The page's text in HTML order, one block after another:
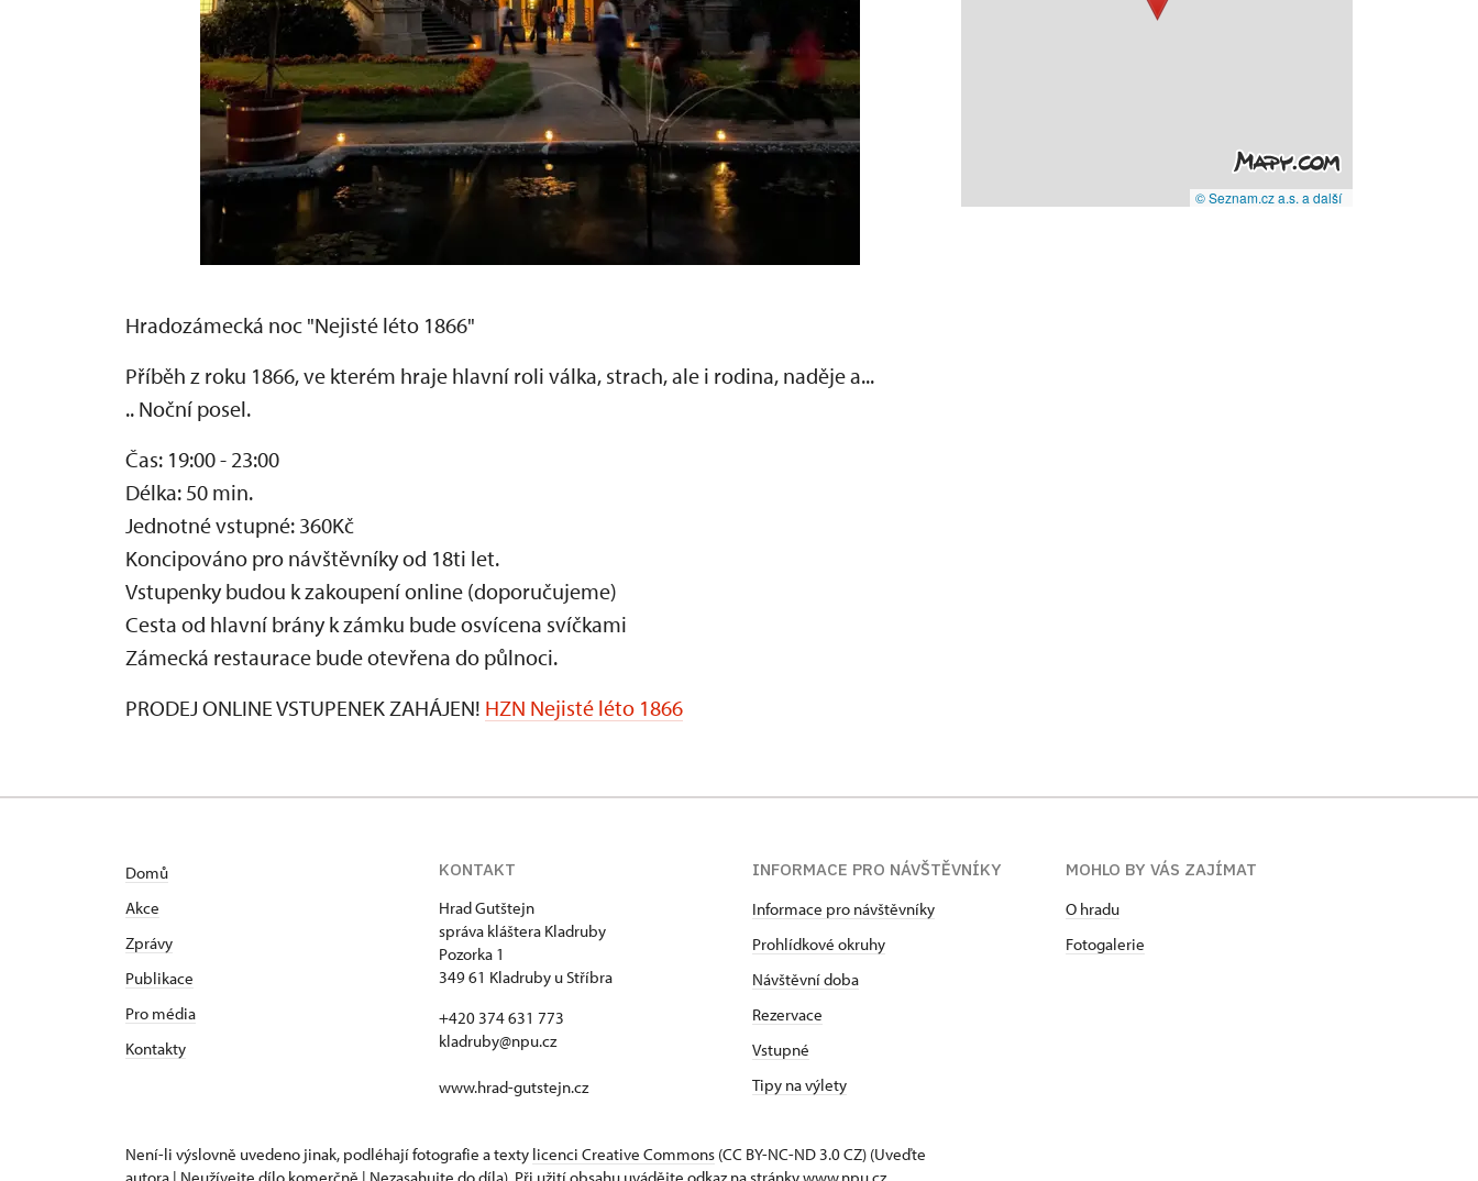
Hradozámecká noc "Nejisté léto 1866"
Příběh z roku 1866, ve kterém hraje hlavní roli válka, strach, ale i rodina, naděje a...
.. Noční posel.
Čas: 19:00 - 23:00
Délka: 50 min.
Jednotné vstupné: 360Kč
Koncipováno pro návštěvníky od 18ti let.
Vstupenky budou k zakoupení online (doporučujeme)
Cesta od hlavní brány k zámku bude osvícena svíčkami
Zámecká restaurace bude otevřena do půlnoci.
PRODEJ ONLINE VSTUPENEK ZAHÁJEN! HZN Nejisté léto 1866
© Seznam.cz a.s. a další
Domů
Akce
Zprávy
Publikace
Pro média
Kontakty
KONTAKT
Hrad Gutštejn
správa kláštera Kladruby
Pozorka 1
349 61 Kladruby u Stříbra
+420 374 631 773
kladruby@npu.cz
www.hrad-gutstejn.cz
INFORMACE PRO NÁVŠTĚVNÍKY
Informace pro návštěvníky
Prohlídkové okruhy
Návštěvní doba
Rezervace
Vstupné
Tipy na výlety
MOHLO BY VÁS ZAJÍMAT
O hradu
Fotogalerie
Není-li výslovně uvedeno jinak, podléhají fotografie a texty licenci Creative Commons (CC BY-NC-ND 3.0 CZ) (Uveďte